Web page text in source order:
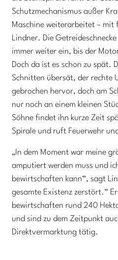
Schutzmechanismus außer
Maschine weiterarbeitet – mit
Lindner. Die
immer weiter ein, bis der
Doch da ist es schon zu spät.
Schnitten übersät, der rechte
gebrochen hervor, doch am
nur noch an einem kleinen
Söhne findet ihn kurze Zeit
Spirale und ruft Feuerwehr
„In dem Moment war meine
amputiert werden muss und
bewirtschaften kann“, sagt
gesamte Existenz zerstört.“
bewirtschaften rund 240
und sind zu dem Zeitpunkt
Direktvermarktung tätig.